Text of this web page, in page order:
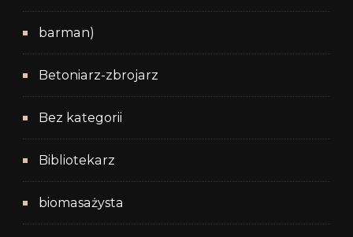
barman)
Betoniarz-zbrojarz
Bez kategorii
Bibliotekarz
biomasażysta